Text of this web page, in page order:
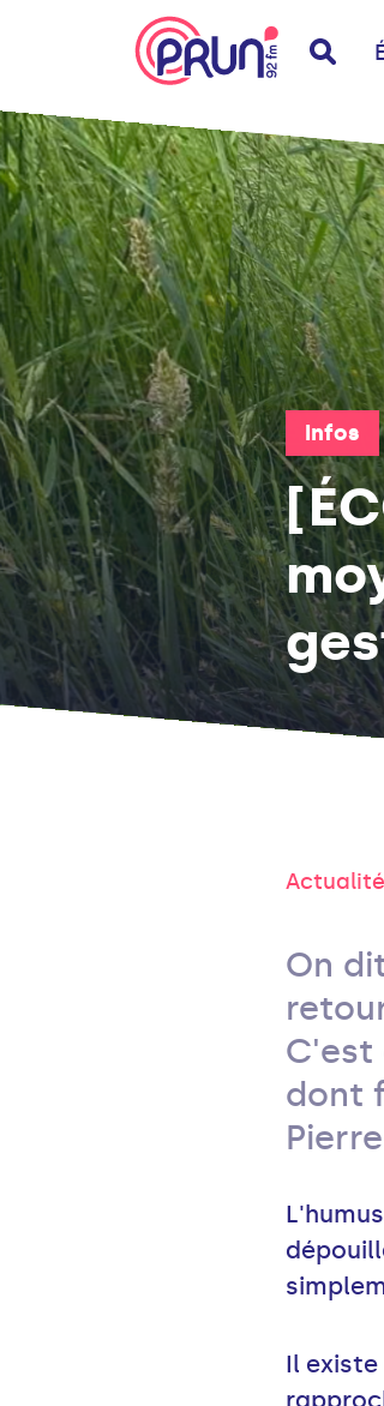
Infos
On
C'est
dont
Il